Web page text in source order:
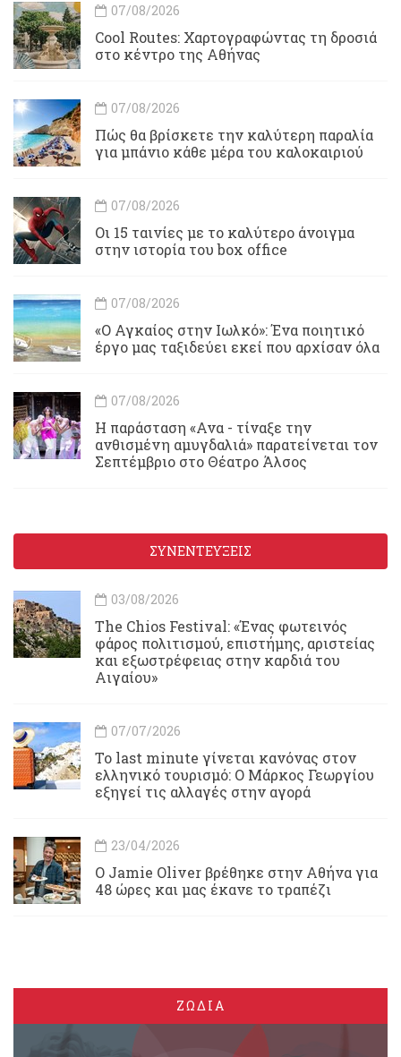
07/08/2026
Cool Routes: Χαρτογραφώντας τη δροσιά
στο κέντρο της Αθήνας
07/08/2026
Πώς θα βρίσκετε την καλύτερη παραλία
για μπάνιο κάθε μέρα του καλοκαιριού
07/08/2026
Οι 15 ταινίες με το καλύτερο άνοιγμα
στην ιστορία του box office
07/08/2026
«Ο Αγκαίος στην Ιωλκό»: Ένα ποιητικό
έργο μας ταξιδεύει εκεί που αρχίσαν όλα
07/08/2026
Η παράσταση «Ανα - τίναξε την
ανθισμένη αμυγδαλιά» παρατείνεται τον
Σεπτέμβριο στο Θέατρο Άλσος
ΣΥΝΕΝΤΕΥΞΕΙΣ
03/08/2026
Τhe Chios Festival: «Ένας φωτεινός
φάρος πολιτισμού, επιστήμης, αριστείας
και εξωστρέφειας στην καρδιά του
Αιγαίου»
07/07/2026
Το last minute γίνεται κανόνας στον
ελληνικό τουρισμό: Ο Μάρκος Γεωργίου
εξηγεί τις αλλαγές στην αγορά
23/04/2026
Ο Jamie Oliver βρέθηκε στην Αθήνα για
48 ώρες και μας έκανε το τραπέζι
ΖΩΔΙΑ